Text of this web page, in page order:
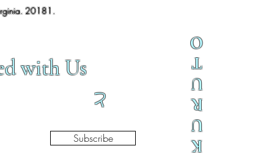
20181.
with Us
と
Subscribe K
U
R
U
T
O